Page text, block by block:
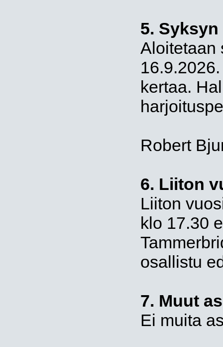
5.
Aloitetaan
kertaa.
Robert
6. Liiton
Liiton
klo 17.30
osallistu
7. Muut
Ei muita